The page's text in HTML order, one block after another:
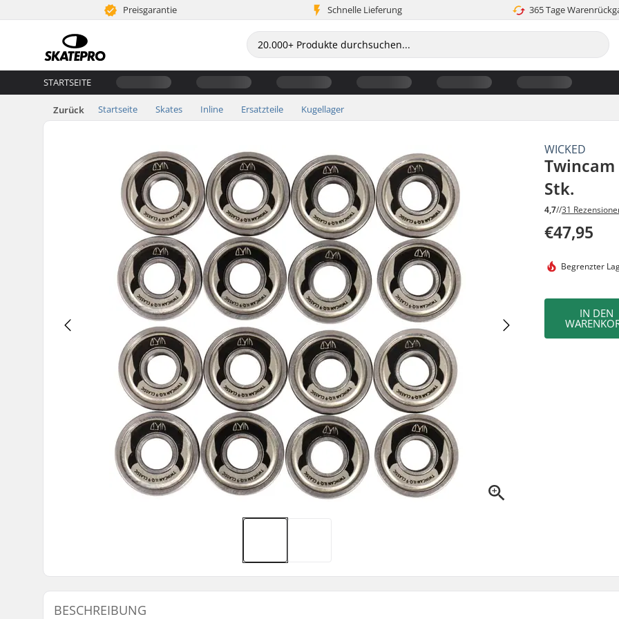
Preisgarantie Schnelle Lieferung 365 Tage
STARTSEITE
Zurück Startseite Skates Inline Ersatzteile Kugellager
WICKED
Twincam
Stk.
4,7//31
€47,95
Begrenzter
IN DEN
BESCHREIBUNG